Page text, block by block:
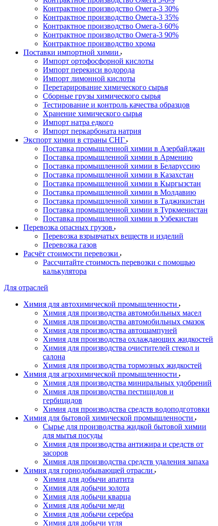
Контрактное производство Омега-3 30%
Контрактное производство Омега-3 35%
Контрактное производство Омега-3 60%
Контрактное производство Омега-3 90%
Контрактное производство хрома
Поставки импортной химии
Импорт ортофосфорной кислоты
Импорт перекиси водорода
Импорт лимонной кислоты
Перетарирование химического сырья
Сборные грузы химического сырья
Тестирование и контроль качества образцов
Хранение химического сырья
Импорт натра едкого
Импорт перкарбоната натрия
Экспорт химии в страны СНГ
Поставка промышленной химии в Азербайджан
Поставка промышленной химии в Армению
Поставка промышленной химии в Беларуссию
Поставка промышленной химии в Казахстан
Поставка промышленной химии в Кыргызстан
Поставка промышленной химии в Молдавию
Поставка промышленной химии в Таджикистан
Поставка промышленной химии в Туркменистан
Поставка промышленной химии в Узбекистан
Перевозка опасных грузов
Перевозка взрывчатых веществ и изделий
Перевозка газов
Расчёт стоимости перевозки
Рассчитайте стоимость перевозки с помощью
калькулятора
Для отраслей
Химия для автохимической промышленности
Химия для производства автомобильных масел
Химия для производства автомобильных смазок
Химия для производства автошампуней
Химия для производства охлаждающих жидкостей
Химия для производства очистителей стекол и
салона
Химия для производства тормозных жидкостей
Химия для агрохимической промышленности
Химия для производства миниральных удобрений
Химия для производства пестицидов и
гербицидов
Химия для производства средств водоподготовки
Химия для бытовой химической промышленности
Сырье для производства жидкой бытовой химии
для мытья посуды
Химия для производства антижира и средств от
засоров
Химия для производства средств удаления запаха
Химия для горнодобывающей отрасли
Химия для добычи апатита
Химия для добычи золота
Химия для добычи кварца
Химия для добычи меди
Химия для добычи серебра
Химия для добычи угля